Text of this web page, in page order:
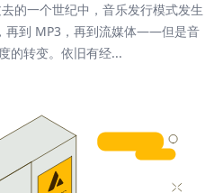
的一个世纪中，音乐发行模式发生
到 MP3，再到流媒体——但是音
的转变。依旧有经...